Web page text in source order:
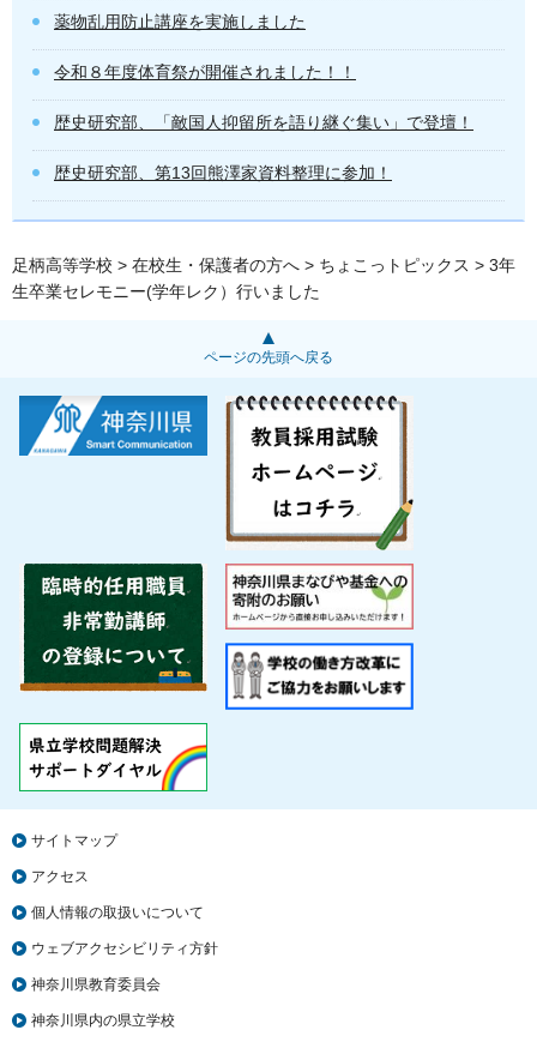
薬物乱用防止講座を実施しました
令和８年度体育祭が開催されました！！
歴史研究部、「敵国人抑留所を語り継ぐ集い」で登壇！
歴史研究部、第13回熊澤家資料整理に参加！
足柄高等学校 > 在校生・保護者の方へ > ちょこっトピックス > 3年
生卒業セレモニー(学年レク）行いました
ページの先頭へ戻る
サイトマップ
アクセス
個人情報の取扱いについて
ウェブアクセシビリティ方針
神奈川県教育委員会
神奈川県内の県立学校